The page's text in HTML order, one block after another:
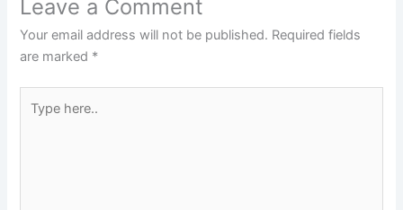
Leave a Comment
Your email address will not be published. Required fields
are marked *
here..